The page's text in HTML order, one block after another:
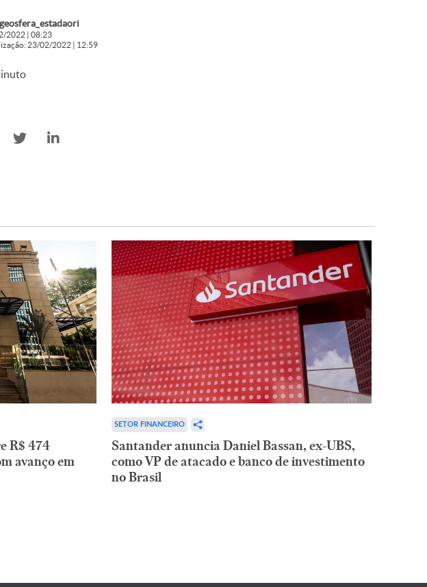
2022 | 08:23
23/02/2022 | 12:59
R$ 474
avanço em
SETOR FINANCEIRO
Santander anuncia Daniel Bassan, ex-UBS,
como VP de atacado e banco de investimento
no Brasil